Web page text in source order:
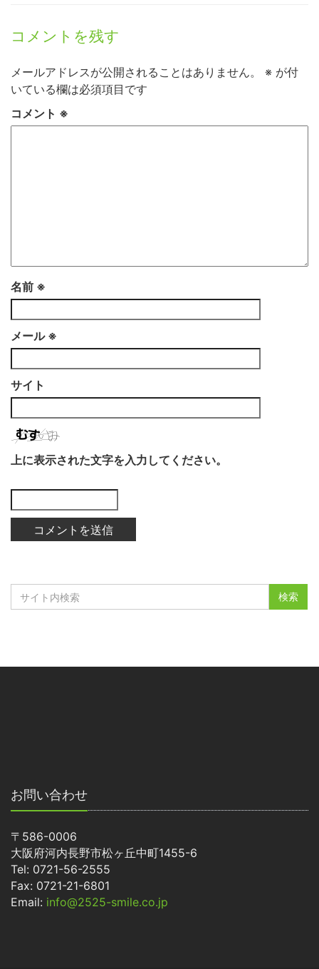
コメントを残す
メールアドレスが公開されることはありません。 ※ が付
いている欄は必須項目です
コメント ※
名前 ※
メール ※
サイト
上に表示された文字を入力してください。
お問い合わせ
〒586-0006
大阪府河内長野市松ヶ丘中町1455-6
Tel: 0721-56-2555
Fax: 0721-21-6801
Email: info@2525-smile.co.jp